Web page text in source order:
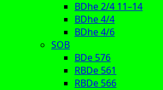
BDhe 2/4 11–14
BDhe 4/4
BDhe 4/6
SOB
BDe 576
RBDe 561
RBDe 566